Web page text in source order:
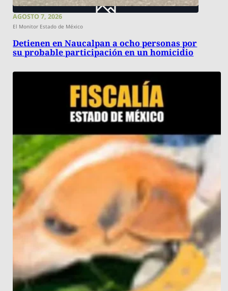
AGOSTO 7, 2026
El Monitor Estado de México
Detienen en Naucalpan a ocho personas por
su probable participación en un homicidio